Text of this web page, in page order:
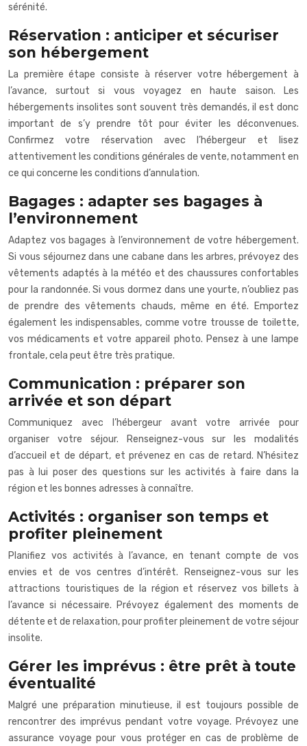
sérénité.
Réservation : anticiper et sécuriser
son hébergement
La première étape consiste à réserver votre hébergement à
l’avance, surtout si vous voyagez en haute saison. Les
hébergements insolites sont souvent très demandés, il est donc
important de s’y prendre tôt pour éviter les déconvenues.
Confirmez votre réservation avec l’hébergeur et lisez
attentivement les conditions générales de vente, notamment en
ce qui concerne les conditions d’annulation.
Bagages : adapter ses bagages à
l’environnement
Adaptez vos bagages à l’environnement de votre hébergement.
Si vous séjournez dans une cabane dans les arbres, prévoyez des
vêtements adaptés à la météo et des chaussures confortables
pour la randonnée. Si vous dormez dans une yourte, n’oubliez pas
de prendre des vêtements chauds, même en été. Emportez
également les indispensables, comme votre trousse de toilette,
vos médicaments et votre appareil photo. Pensez à une lampe
frontale, cela peut être très pratique.
Communication : préparer son
arrivée et son départ
Communiquez avec l’hébergeur avant votre arrivée pour
organiser votre séjour. Renseignez-vous sur les modalités
d’accueil et de départ, et prévenez en cas de retard. N’hésitez
pas à lui poser des questions sur les activités à faire dans la
région et les bonnes adresses à connaître.
Activités : organiser son temps et
profiter pleinement
Planifiez vos activités à l’avance, en tenant compte de vos
envies et de vos centres d’intérêt. Renseignez-vous sur les
attractions touristiques de la région et réservez vos billets à
l’avance si nécessaire. Prévoyez également des moments de
détente et de relaxation, pour profiter pleinement de votre séjour
insolite.
Gérer les imprévus : être prêt à toute
éventualité
Malgré une préparation minutieuse, il est toujours possible de
rencontrer des imprévus pendant votre voyage. Prévoyez une
assurance voyage pour vous protéger en cas de problème de